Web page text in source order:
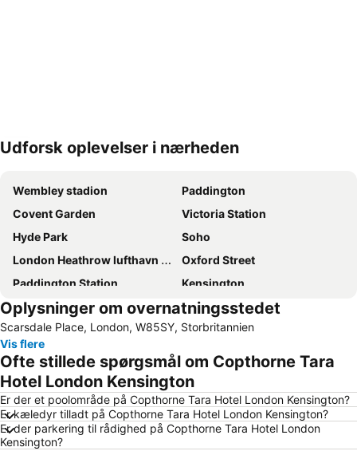
Udvid kort
Udforsk oplevelser i nærheden
Wembley stadion
Paddington
Covent Garden
Victoria Station
Hyde Park
Soho
London Heathrow lufthavn (LHR)
Oxford Street
Paddington Station
Kensington
London Gatwick Airport
Liverpool Street Station
Piccadilly Circus
Camden Town
Emirates Stadium
Bloomsbury
Notting Hill
Big Ben
Bayswater
Tottenham Hotspur Stadium
Kings Cross
Tottenham
Mayfair
Earls Court
Oplysninger om overnatningsstedet
Scarsdale Place, London, W85SY, Storbritannien
Vis flere
Ofte stillede spørgsmål om Copthorne Tara
Hotel London Kensington
Er der et poolområde på Copthorne Tara Hotel London Kensington?
Er kæledyr tilladt på Copthorne Tara Hotel London Kensington?
Er der parkering til rådighed på Copthorne Tara Hotel London
Kensington?